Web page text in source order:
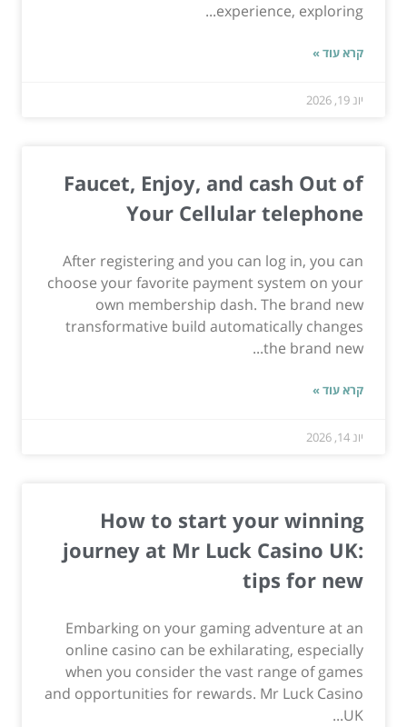
experience, exploring...
קרא עוד »
יונ 19, 2026
Faucet, Enjoy, and cash Out of
Your Cellular telephone
After registering and you can log in, you can
choose your favorite payment system on your
own membership dash. The brand new
transformative build automatically changes
the brand new...
קרא עוד »
יונ 14, 2026
How to start your winning
journey at Mr Luck Casino UK:
tips for new
Embarking on your gaming adventure at an
online casino can be exhilarating, especially
when you consider the vast range of games
and opportunities for rewards. Mr Luck Casino
UK...